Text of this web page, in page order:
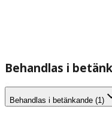
Behandlas i
Behandlas i betänkande (1)